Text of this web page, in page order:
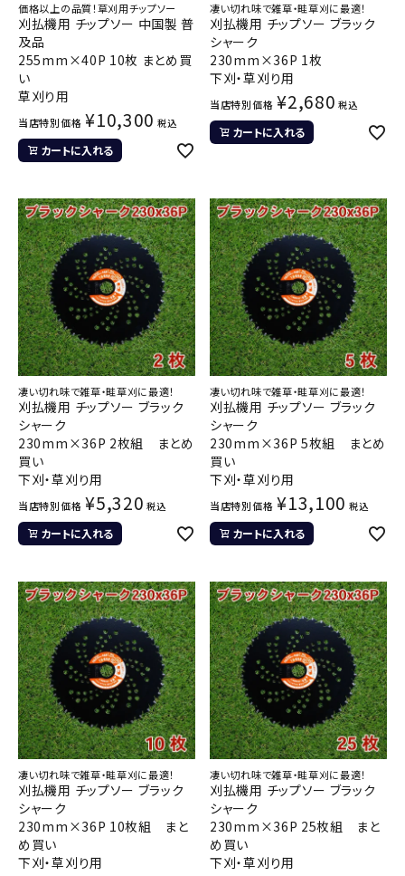
価格以上の品質！草刈用チップソー
刈払機用 チップソー 中国製 普
及品
255mm×40P 10枚 まとめ買
い
草刈り用
当店特別価格 ¥10,300 税込
カートに入れる
凄い切れ味で雑草・畦草刈に最適！
刈払機用 チップソー ブラック
シャーク
230mm×36P 1枚
下刈・草刈り用
当店特別価格 ¥2,680 税込
カートに入れる
凄い切れ味で雑草・畦草刈に最適！
刈払機用 チップソー ブラック
シャーク
230mm×36P 2枚組 まとめ
買い
下刈・草刈り用
当店特別価格 ¥5,320 税込
カートに入れる
凄い切れ味で雑草・畦草刈に最適！
刈払機用 チップソー ブラック
シャーク
230mm×36P 5枚組 まとめ
買い
下刈・草刈り用
当店特別価格 ¥13,100 税込
カートに入れる
凄い切れ味で雑草・畦草刈に最適！
刈払機用 チップソー ブラック
シャーク
230mm×36P 10枚組 まと
め買い
下刈・草刈り用
凄い切れ味で雑草・畦草刈に最適！
刈払機用 チップソー ブラック
シャーク
230mm×36P 25枚組 まと
め買い
下刈・草刈り用